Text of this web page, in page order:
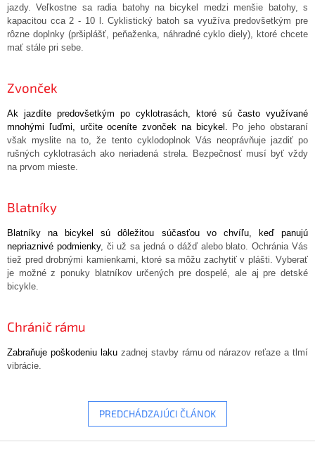
jazdy. Veľkostne sa radia batohy na bicykel medzi menšie batohy, s
kapacitou cca 2 - 10 l. Cyklistický batoh sa využíva predovšetkým pre
rôzne doplnky (pršiplášť, peňaženka, náhradné cyklo diely), ktoré chcete
mať stále pri sebe.
Zvonček
Ak jazdíte predovšetkým po cyklotrasách, ktoré sú často využívané
mnohými ľuďmi, určite oceníte zvonček na bicykel.
Po jeho obstaraní
však myslite na to, že tento cyklodoplnok Vás neoprávňuje jazdiť po
rušných cyklotrasách ako neriadená strela. Bezpečnosť musí byť vždy
na prvom mieste.
Blatníky
Blatníky na bicykel sú dôležitou súčasťou vo chvíľu, keď panujú
nepriaznivé podmienky, či už sa jedná o dážď alebo blato. Ochránia Vás
tiež pred drobnými kamienkami, ktoré sa môžu zachytiť v plášti. Vyberať
je možné z ponuky blatníkov určených pre dospelé, ale aj pre detské
bicykle.
Chránič rámu
Zabraňuje poškodeniu lakuzadnej stavby rámu od nárazov reťaze a tlmí
vibrácie.
PREDCHÁDZAJÚCI ČLÁNOK